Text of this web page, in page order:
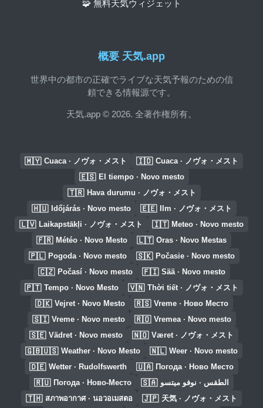
概要 天気.app
世界中の都市の正確でライブな天気予報のための信
頼できる情報源です。
天気.app © 2026. 全著作権所有。
🧩 無料天気ウィジェット
🇲🇾 Cuaca · ノヴォ・メスト 🇮🇩 Cuaca · ノヴォ・メスト
🇪🇸 El tiempo · Novo mesto
🇹🇷 Hava durumu · ノヴォ・メスト
🇭🇺 Időjárás · Novo mesto 🇪🇪 Ilm · ノヴォ・メスト
🇱🇻 Laikapstākļi · ノヴォ・メスト 🇮🇹 Meteo · Novo mesto
🇫🇷 Météo · Novo Mesto 🇱🇹 Oras · Novo Mestas
🇵🇱 Pogoda · Novo mesto 🇸🇰 Počasie · Novo mesto
🇨🇿 Počasí · Novo mesto 🇫🇮 Sää · Novo mesto
🇵🇹 Tempo · Novo Mesto 🇻🇳 Thời tiết · ノヴォ・メスト
🇩🇰 Vejret · Novo Mesto 🇷🇸 Vreme · Ново Место
🇸🇮 Vreme · Novo mesto 🇷🇴 Vremea · Novo mesto
🇸🇪 Vädret · Novo mesto 🇳🇴 Været · ノヴォ・メスト
🇬🇧🇺🇸 Weather · Novo Mesto 🇳🇱 Weer · Novo mesto
🇩🇪 Wetter · Rudolfswerth 🇺🇦 Погода · Ново Место
🇷🇺 Погода · Ново-Место 🇸🇦 الطقس · نوفو ميتسو
🇹🇭 สภาพอากาศ · นอวอเมสตอ 🇯🇵 天気 · ノヴォ・メスト